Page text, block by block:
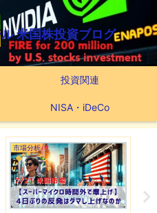
米国株投資ブログ
投資関連
NISA・iDeCo
市場分析